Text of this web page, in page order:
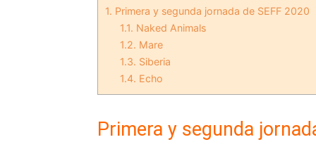
1. Primera y segunda jornada de SEFF 2020
1.1. Naked Animals
1.2. Mare
1.3. Siberia
1.4. Echo
Primera y segunda